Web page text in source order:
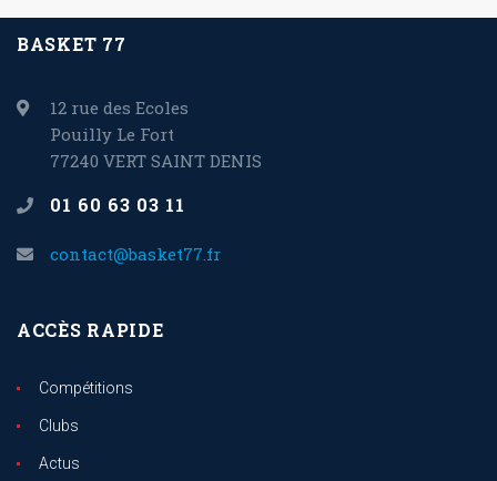
BASKET 77
12 rue des Ecoles
Pouilly Le Fort
77240 VERT SAINT DENIS
01 60 63 03 11
contact@basket77.fr
ACCÈS RAPIDE
Compétitions
Clubs
Actus